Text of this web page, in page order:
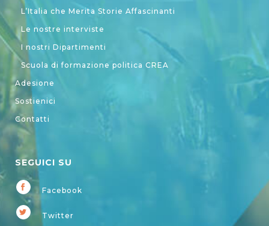
L’Italia che Merita Storie Affascinanti
Le nostre interviste
I nostri Dipartimenti
Scuola di formazione politica CREA
Adesione
Sostienici
Contatti
SEGUICI SU
Facebook
Twitter